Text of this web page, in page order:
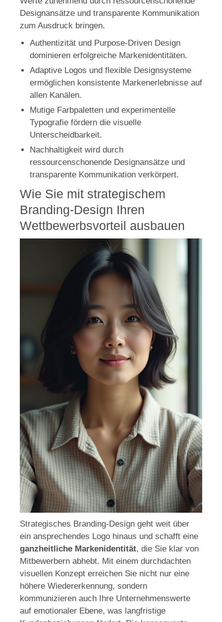
Designansätze und transparente Kommunikation
zum Ausdruck bringen.
Authentizität und Purpose-Driven Design
dominieren erfolgreiche Markenidentitäten.
Adaptive Logos und flexible Designsysteme
ermöglichen konsistente Markenerlebnisse auf
allen Kanälen.
Mutige Farbpaletten und experimentelle
Typografie fördern die visuelle
Unterscheidbarkeit.
Nachhaltigkeit wird durch
ressourcenschonende Designansätze und
transparente Kommunikation verkörpert.
Wie Sie mit strategischem
Branding-Design Ihren
Wettbewerbsvorteil ausbauen
Strategisches Branding-Design geht weit über
ein ansprechendes Logo hinaus und schafft eine
ganzheitliche Markenidentität, die Sie klar von
Mitbewerbern abhebt. Mit einem durchdachten
visuellen Konzept erreichen Sie nicht nur eine
höhere Wiedererkennung, sondern
kommunizieren auch Ihre Unternehmenswerte
auf emotionaler Ebene, was langfristige